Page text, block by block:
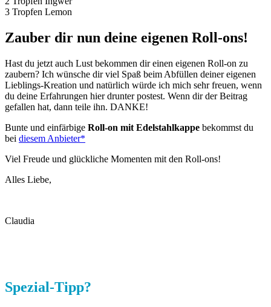
3 Tropfen Lemon
Zauber dir nun deine eigenen Roll-ons!
Hast du jetzt auch Lust bekommen dir einen eigenen Roll-on zu
zaubern? Ich wünsche dir viel Spaß beim Abfüllen deiner eigenen
Lieblings-Kreation und natürlich würde ich mich sehr freuen, wenn
du deine Erfahrungen hier drunter postest. Wenn dir der Beitrag
gefallen hat, dann teile ihn. DANKE!
Bunte und einfärbige Roll-on mit Edelstahlkappe bekommst du
bei diesem Anbieter*
Viel Freude und glückliche Momenten mit den Roll-ons!
Alles Liebe,
Claudia
Spezial-Tipp?